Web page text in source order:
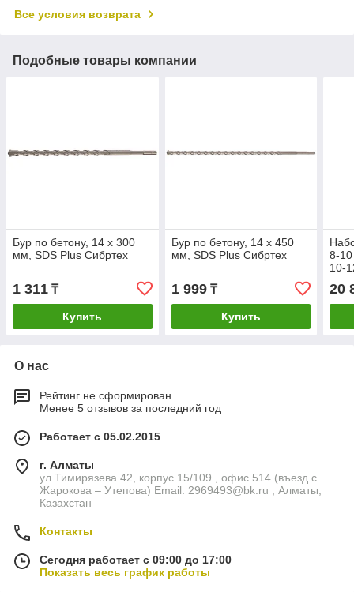
Все условия возврата
Подобные товары компании
Бур по бетону, 14 x 300
мм, SDS Plus Сибртех
1 311 ₸
Купить
Бур по бетону, 14 x 450
мм, SDS Plus Сибртех
1 999₸
Купить
8-
10-
20
О нас
Рейтинг не сформирован
Менее 5 отзывов за последний год
Работает с 05.02.2015
г. Алматы
ул.Тимирязева 42, корпус 15/109 , офис 514 (въезд с
Жарокова – Утепова) Email: 2969493@bk.ru , Алматы,
Казахстан
Контакты
Сегодня работает с 09:00 до 17:00
Показать весь график работы